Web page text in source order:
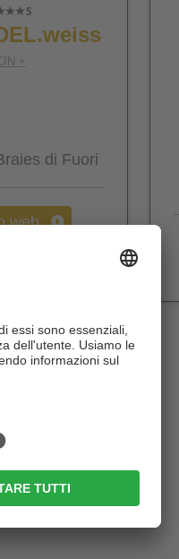
+
di Fuori
web